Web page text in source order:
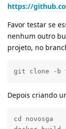
https://
Favor testar se
nenhum outro
projeto, no
git clone -b
Depois criando
cd novosga